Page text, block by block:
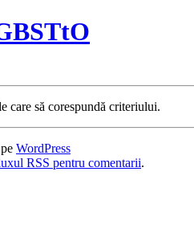
care să corespundă criteriului.
WordPress
RSS pentru comentarii.